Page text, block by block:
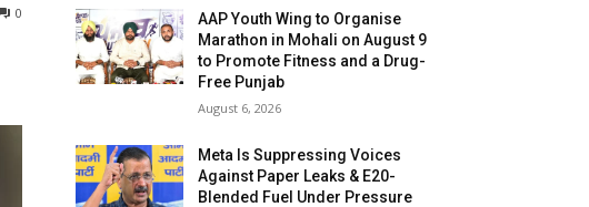
0
AAP Youth Wing to Organise
Marathon in Mohali on August 9
to Promote Fitness and a Drug-
Free Punjab
August 6, 2026
Meta Is Suppressing Voices
Against Paper Leaks & E20-
Blended Fuel Under Pressure